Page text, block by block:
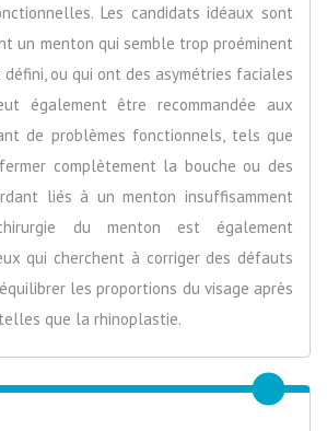
Les candidats idéaux sont
un menton qui semble trop proéminent
ou qui ont des asymétries faciales
également être recommandée aux
de problèmes fonctionnels, tels que
complètement la bouche ou des
liés à un menton insuffisamment
du menton est également
qui cherchent à corriger des défauts
les proportions du visage après
que la rhinoplastie.